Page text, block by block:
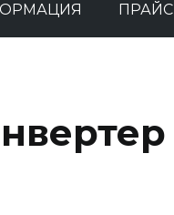
ПРАЙС